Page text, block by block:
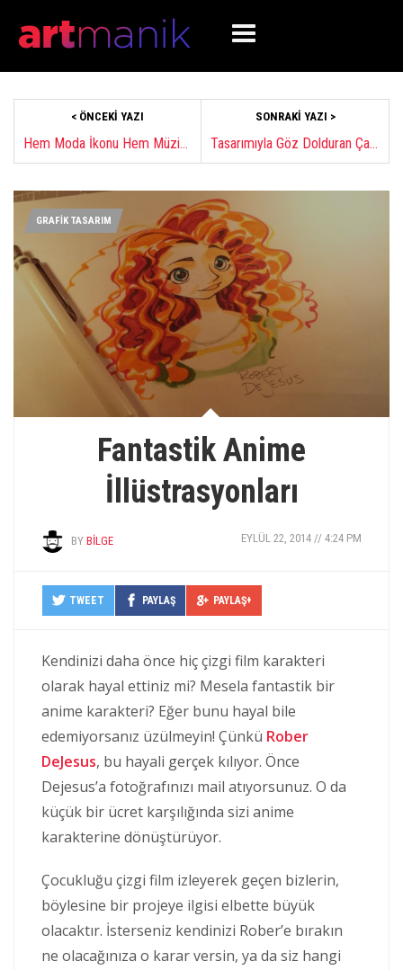
< ÖNCEKI YAZI
Hem Moda İkonu Hem Müzisyen Lady Gaga
SONRAKI YAZI >
Tasarımıyla Göz Dolduran Çarpıcı Bisikletler
GRAFİK TASARIM
Fantastik Anime
İllüstrasyonları
BY BILGE EYLÜL 22, 2014 // 4:24 PM
TWEET PAYLAŞ PAYLAŞ+
Kendinizi daha önce hiç çizgi film karakteri
olarak hayal ettiniz mi? Mesela fantastik bir
anime karakteri? Eğer bunu hayal bile
edemiyorsanız üzülmeyin! Çünkü Rober
DeJesus, bu hayali gerçek kılıyor. Önce
Dejesus’a fotoğrafınızı mail atıyorsunuz. O da
küçük bir ücret karşılığında sizi anime
karakterine dönüştürüyor.
Çocukluğu çizgi film izleyerek geçen bizlerin,
böylesine bir projeye ilgisi elbette büyük
olacaktır. İsterseniz kendinizi Rober’e bırakın
ne olacağınıza o karar versin, ya da siz hangi